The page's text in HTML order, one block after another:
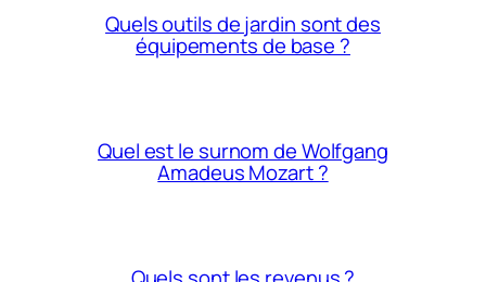
Quels outils de jardin sont des
équipements de base ?
Quel est le surnom de Wolfgang
Amadeus Mozart ?